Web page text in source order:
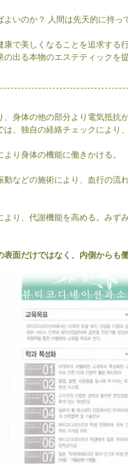
いのか？ 人間は先天的に持っ
で美しくなることを追求する
出る本物のエステティックを提
身体の他の部分より電気抵抗
、独自の経絡チェックにより
り身体の機能に働きかける。
などの施術により、血行の流
り、代謝機能を高める。みず
面だけではなく、内側からも働